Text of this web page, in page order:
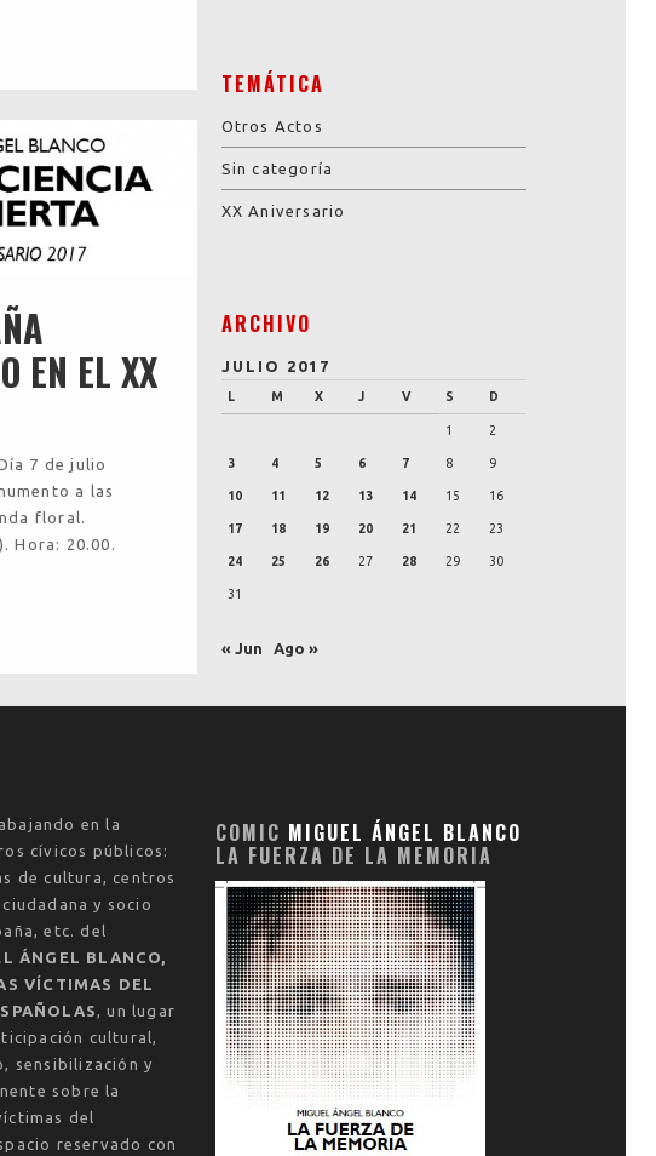
EN EL XX
7 de julio
a las
floral.
Hora: 20.00.
TEMÁTICA
Otros Actos
Sin categoría
XX Aniversario
ARCHIVO
JULIO 2017
L M X J V S D
1 2
3 4 5 6 7 8 9
10 11 12 13 14 15 16
17 18 19 20 21 22 23
24 25 26 27 28 29 30
31
« Jun Ago »
en la
cívicos públicos:
de cultura, centros
y socio
etc. del
ÁNGEL BLANCO,
VÍCTIMAS DEL
, un lugar
cultural,
sensibilización y
sobre la
del
reservado con
COMIC MIGUEL ÁNGEL BLANCO
LA FUERZA DE LA MEMORIA